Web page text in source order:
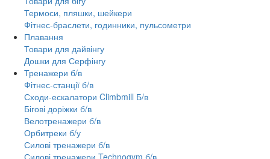
Термоси, пляшки, шейкери
Фітнес-браслети, годинники, пульсометри
Плавання
Товари для дайвінгу
Дошки для Серфінгу
Тренажери б/в
Фітнес-станції б/в
Сходи-ескалатори Climbmill Б/в
Бігові доріжки б/в
Велотренажери б/в
Орбитреки б/у
Силові тренажери б/в
Силові тренажери Technogym б/в